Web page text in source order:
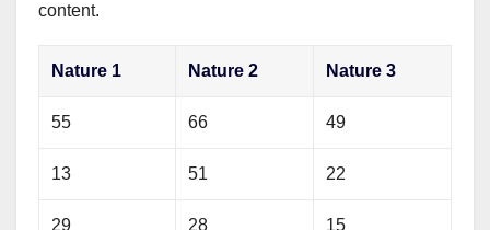
content.
Nature 1 Nature 2 Nature 3
55 66 49
13 51 22
29 28 15